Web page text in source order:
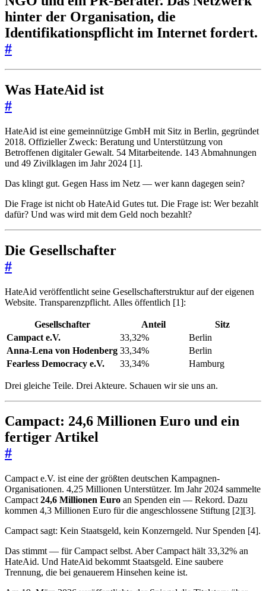
hinter der Organisation, die
Identifikationspflicht im Internet fordert.
#
Was HateAid ist
#
HateAid ist eine gemeinnützige GmbH mit Sitz in Berlin, gegründet
2018. Offizieller Zweck: Beratung und Unterstützung von
Betroffenen digitaler Gewalt. 54 Mitarbeitende. 143 Abmahnungen
und 49 Zivilklagen im Jahr 2024 [1].
Das klingt gut. Gegen Hass im Netz — wer kann dagegen sein?
Die Frage ist nicht ob HateAid Gutes tut. Die Frage ist: Wer bezahlt
dafür? Und was wird mit dem Geld noch bezahlt?
Die Gesellschafter
#
HateAid veröffentlicht seine Gesellschafterstruktur auf der eigenen
Website. Transparenzpflicht. Alles öffentlich [1]:
Gesellschafter Anteil
Sitz
Campact e.V.
33,32%
Berlin
Anna-Lena von Hodenberg 33,34%
Berlin
Fearless Democracy e.V.
33,34% Hamburg
Drei gleiche Teile. Drei Akteure. Schauen wir sie uns an.
Campact: 24,6 Millionen Euro und ein
fertiger Artikel
#
Campact e.V. ist eine der größten deutschen Kampagnen-
Organisationen. 4,25 Millionen Unterstützer. Im Jahr 2024 sammelte
Campact 24,6 Millionen Euro an Spenden ein — Rekord. Dazu
kommen 4,3 Millionen Euro für die angeschlossene Stiftung [2][3].
Campact sagt: Kein Staatsgeld, kein Konzerngeld. Nur Spenden [4].
Das stimmt — für Campact selbst. Aber Campact hält 33,32% an
HateAid. Und HateAid bekommt Staatsgeld. Eine saubere
Trennung, die bei genauerem Hinsehen keine ist.